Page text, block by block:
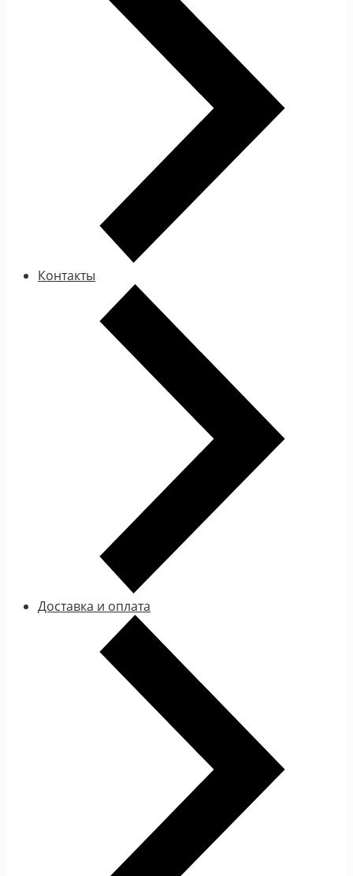
Контакты
Доставка и оплата